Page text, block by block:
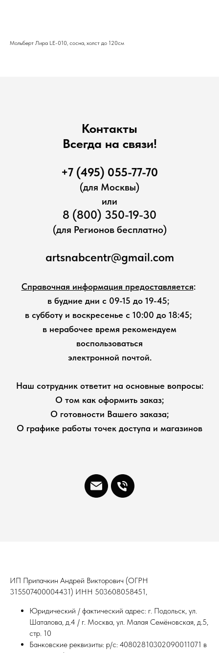
Мольберт Лира LE-010, сосна, холст до 120см
Контакты
Всегда на связи!
+7 (495) 055-77-70
(для Москвы)
или
8 (800) 350-19-30
(для Регионов бесплатно)
artsnabcentr@gmail.com
Справочная информация предоставляется:
в будние дни с 09-15 до 19-45;
в субботу и воскресенье с 10:00 до 18:45;
в нерабочее время рекомендуем
воспользоваться
электронной почтой.
Наш сотрудник ответит на основные вопросы:
О том как оформить заказ;
О готовности Вашего заказа;
О графике работы точек доступа и магазинов
ИП Припачкин Андрей Викторович (ОГРН
315507400004431) ИНН 503608058451,
Юридический / фактический адрес: г. Подольск, ул.
Шаталова, д.4 / г. Москва, ул. Малая Семёновская, д.5,
стр. 10
Банковские реквизиты: р/c: 40802810302090011071 в